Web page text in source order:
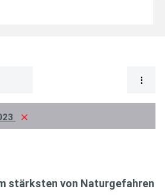
stärksten von Naturgefahren